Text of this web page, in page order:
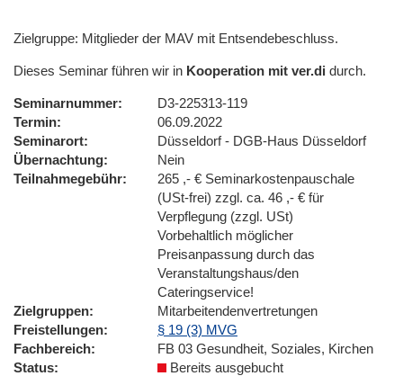
Zielgruppe: Mitglieder der MAV mit Entsendebeschluss.
Dieses Seminar führen wir in Kooperation mit ver.di durch.
Seminarnummer
D3-225313-119
Termin
06.09.2022
Seminarort
Düsseldorf - DGB-Haus Düsseldorf
Übernachtung
Nein
Teilnahmegebühr
265 ,- € Seminarkostenpauschale
(USt-frei) zzgl. ca. 46 ,- € für
Verpflegung (zzgl. USt)
Vorbehaltlich möglicher
Preisanpassung durch das
Veranstaltungshaus/den
Cateringservice!
Zielgruppen
Mitarbeitendenvertretungen
Freistellungen
§ 19 (3) MVG
Fachbereich
FB 03 Gesundheit, Soziales, Kirchen
Status
Bereits ausgebucht